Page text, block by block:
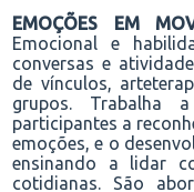
EMOÇÕES EM
Emocional e
conversas e
de vínculos,
grupos. Trabalha
participantes a
emoções, e o
ensinando a lidar
cotidianas. São